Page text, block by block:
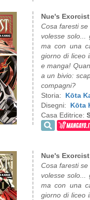
Nue's
Cosa faresti
volesse solo...
ma con una
giorno di liceo
e manga!
a un bivio:
compagni?
Storia: Kōta
Disegni: Kōta
Casa Editrice:
Nue's
Cosa faresti
volesse solo...
ma con una
giorno di liceo